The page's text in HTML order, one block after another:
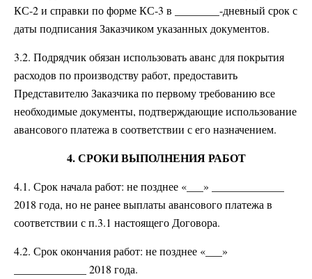
КС-2 и справки по форме КС-3 в ________-дневный срок с
даты подписания Заказчиком указанных документов.
3.2. Подрядчик обязан использовать аванс для покрытия
расходов по производству работ, предоставить
Представителю Заказчика по первому требованию все
необходимые документы, подтверждающие использование
авансового платежа в соответствии с его назначением.
4. СРОКИ ВЫПОЛНЕНИЯ РАБОТ
4.1. Срок начала работ: не позднее «___» _____________
2018 года, но не ранее выплаты авансового платежа в
соответствии с п.3.1 настоящего Договора.
4.2. Срок окончания работ: не позднее «___»
_____________ 2018 года.